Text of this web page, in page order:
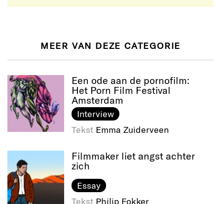
MEER VAN DEZE CATEGORIE
Een ode aan de pornofilm:
Het Porn Film Festival
Amsterdam
Interview
Tekst Emma Zuiderveen
Filmmaker liet angst achter
zich
Essay
Tekst Philip Fokker